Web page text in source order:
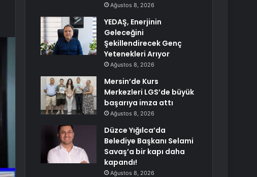
Ağustos 8, 2026
YEDAŞ, Enerjinin
Geleceğini
Şekillendirecek Genç
Yetenekleri Arıyor
Ağustos 8, 2026
Mersin’de Kurs
Merkezleri LGS’de büyük
başarıya imza attı
Ağustos 8, 2026
Düzce Yığılca’da
Belediye Başkanı Selami
Savaş’a bir kapı daha
kapandı!
Ağustos 8, 2026